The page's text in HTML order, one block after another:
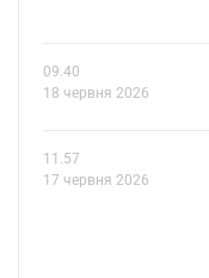
09.40
18 червня 2026
11.57
17 червня 2026